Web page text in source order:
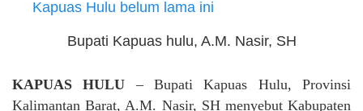
Bupati Kapuas hulu, A.M. Nasir, SH
KAPUAS HULU – Bupati Kapuas Hulu, Provinsi
Kalimantan Barat, A.M. Nasir, SH menyebut Kabupaten